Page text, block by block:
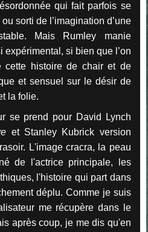
qui fait parfois se
sorti de l’imagination d’une
Mais Rumley manie
si bien que l’on
histoire de chair et de
et sensuel sur le désir de
la folie.
se prend pour David Lynch
et Stanley Kubrick version
L'image cracra, la peau
de l'actrice principale, les
l'histoire qui part dans
déplu. Comme je suis
me récupère dans le
après coup, je me dis qu'en